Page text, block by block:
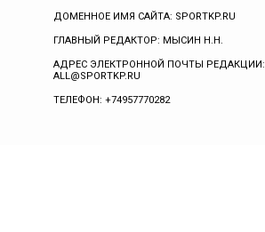
ДОМЕННОЕ ИМЯ САЙТА: SPORTKP.RU
ГЛАВНЫЙ РЕДАКТОР: МЫСИН Н.Н.
АДРЕС ЭЛЕКТРОННОЙ ПОЧТЫ РЕДАКЦИИ:
ALL@SPORTKP.RU
ТЕЛЕФОН: +74957770282